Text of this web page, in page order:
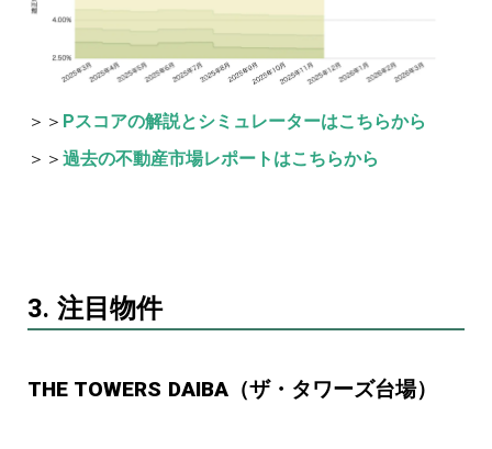
＞＞ Pスコアの解説とシミュレーターはこちらから
＞＞ 過去の不動産市場レポートはこちらから
3. 注目物件
THE TOWERS DAIBA（ザ・タワーズ台場）